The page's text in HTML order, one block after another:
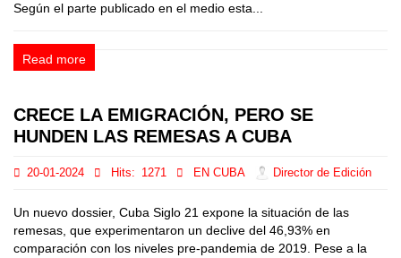
Según el parte publicado en el medio esta...
Read more
CRECE LA EMIGRACIÓN, PERO SE
HUNDEN LAS REMESAS A CUBA
20-01-2024 Hits: 1271 EN CUBA Director de Edición
Un nuevo dossier, Cuba Siglo 21 expone la situación de las
remesas, que experimentaron un declive del 46,93% en
comparación con los niveles pre-pandemia de 2019. Pese a la